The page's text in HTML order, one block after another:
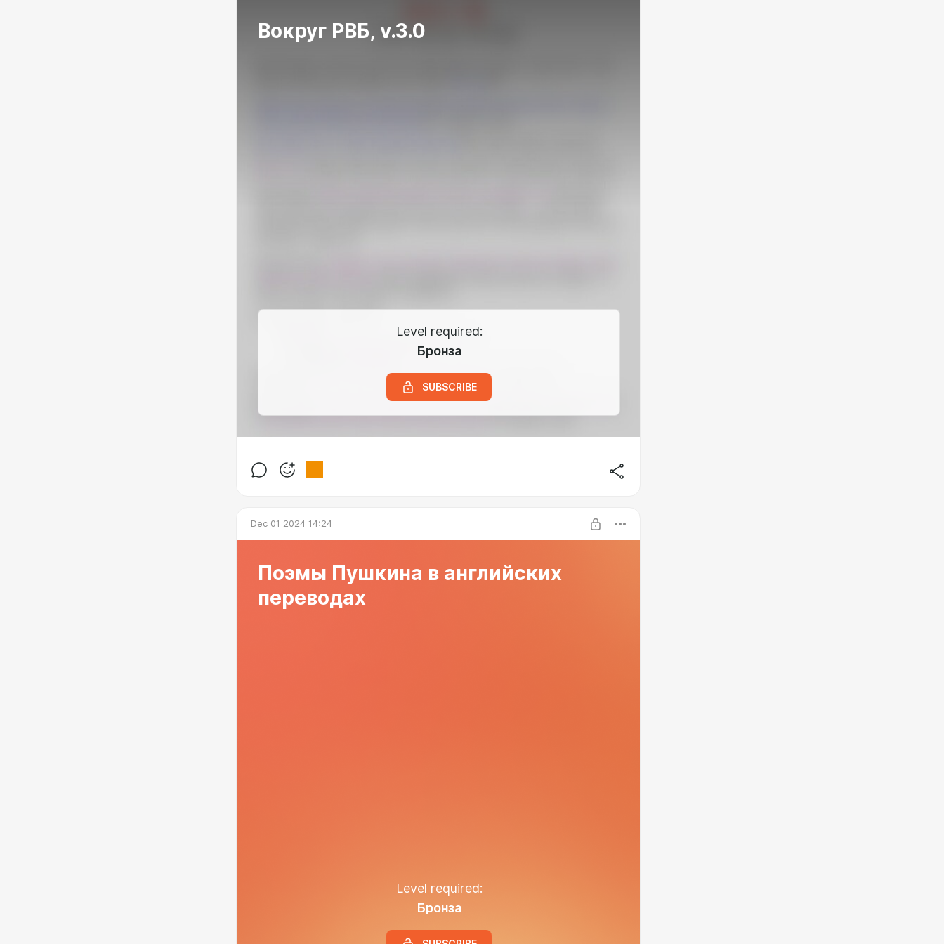
Вокруг РВБ, v.3.0
Level required:
Бронза
SUBSCRIBE
Dec 01 2024 14:24
Поэмы Пушкина в английских
переводах
Level required:
Бронза